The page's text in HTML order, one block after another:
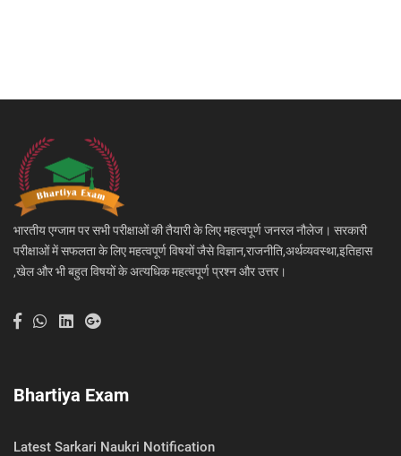
भारतीय एग्जाम पर सभी परीक्षाओं की तैयारी के लिए महत्वपूर्ण जनरल नौलेज। सरकारी
परीक्षाओं में सफलता के लिए महत्वपूर्ण विषयों जैसे विज्ञान,राजनीति,अर्थव्यवस्था,इतिहास
,खेल और भी बहुत विषयों के अत्यधिक महत्वपूर्ण प्रश्न और उत्तर।
Bhartiya Exam
Latest Sarkari Naukri Notification